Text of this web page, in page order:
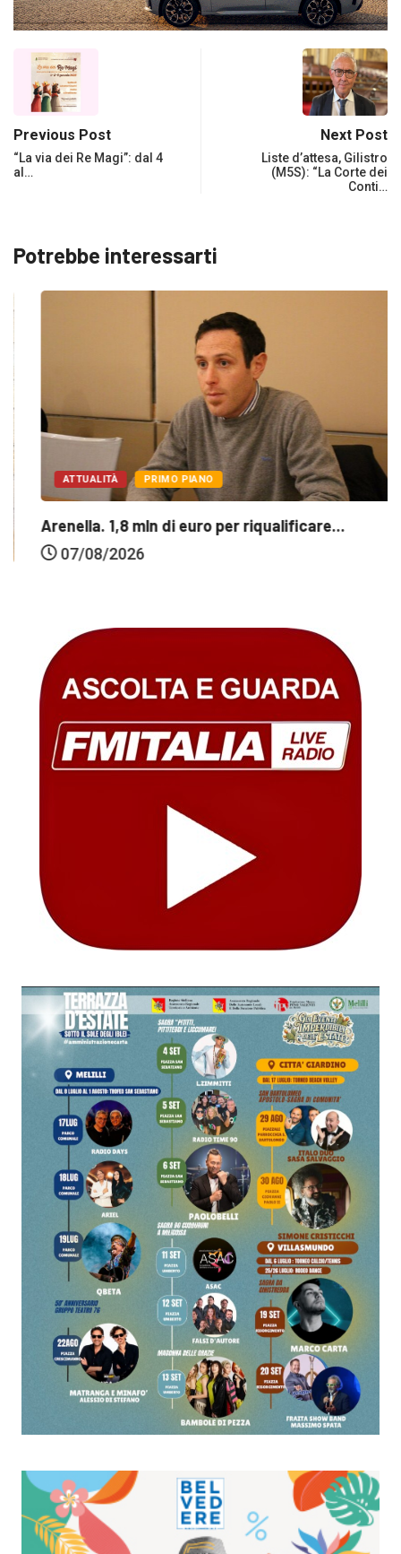
Previous Post
“La via dei Re Magi”: dal 4
al…
Next Post
Liste d’attesa, Gilistro
(M5S): “La Corte dei
Conti…
Potrebbe interessarti
ATTUALITÀ PRIMO PIANO
Arenella. 1,8 mln di euro per riqualificare...
07/08/2026